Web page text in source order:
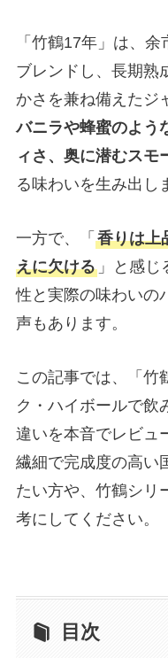
「竹鶴17年」は、
ブレンドし、長期熟
かさを兼ね備えたジ
バニラや蜂蜜のよう
ィさ、奥に潜むスモ
る味わいを生み出し
一方で、「 香りは上
えに欠ける」と感じ
性と実際の味わいの
声もあります。
この記事では、「竹
ク・ハイボールで飲
違いを本音でレビュ
繊細で完成度の高い
たい方や、竹鶴シリ
考にしてください。
目次